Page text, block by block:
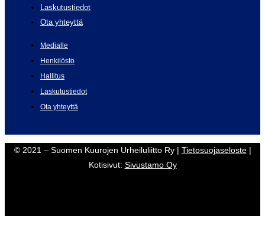
Laskutustiedot
Ota yhteyttä
Medialle
Henkilöstö
Hallitus
Laskutustiedot
Ota yhteyttä
© 2021 – Suomen Kuurojen Urheiluliitto Ry | Tietosuojaseloste|
Kotisivut: Sivustamo Oy